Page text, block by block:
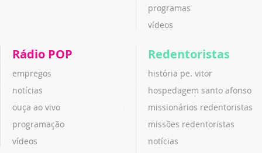
programas
vídeos
Rádio POP
empregos
notícias
ouça ao vivo
programação
vídeos
Redentoristas
história pe. vitor
hospedagem santo afonso
missionários redentoristas
missões redentoristas
notícias